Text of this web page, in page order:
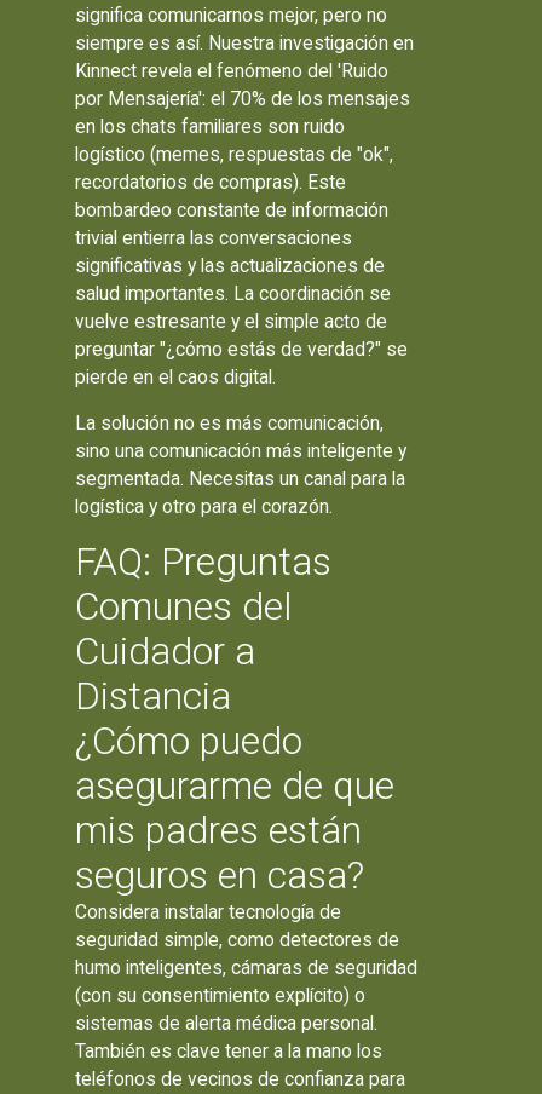
significa comunicarnos mejor, pero no
siempre es así. Nuestra investigación en
Kinnect revela el fenómeno del 'Ruido
por Mensajería': el 70% de los mensajes
en los chats familiares son ruido
logístico (memes, respuestas de "ok",
recordatorios de compras). Este
bombardeo constante de información
trivial entierra las conversaciones
significativas y las actualizaciones de
salud importantes. La coordinación se
vuelve estresante y el simple acto de
preguntar "¿cómo estás de verdad?" se
pierde en el caos digital.
La solución no es más comunicación,
sino una comunicación más inteligente y
segmentada. Necesitas un canal para la
logística y otro para el corazón.
FAQ: Preguntas
Comunes del
Cuidador a
Distancia
¿Cómo puedo
asegurarme de que
mis padres están
seguros en casa?
Considera instalar tecnología de
seguridad simple, como detectores de
humo inteligentes, cámaras de seguridad
(con su consentimiento explícito) o
sistemas de alerta médica personal.
También es clave tener a la mano los
teléfonos de vecinos de confianza para